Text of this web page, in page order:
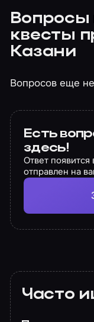
Вопросы
квесты
Казани
Вопросов еще
Есть
здесь!
Ответ
отправлен на
Часто